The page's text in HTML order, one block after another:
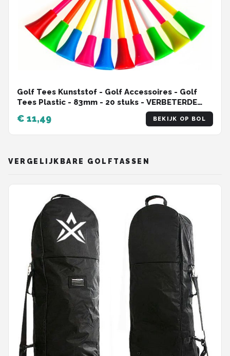
Golf Tees Kunststof - Golf Accessoires - Golf
Tees Plastic - 83mm - 20 stuks - VERBETERDE
€ 11,49 BEKIJK OP BOL
VERGELIJKBARE GOLFTASSEN